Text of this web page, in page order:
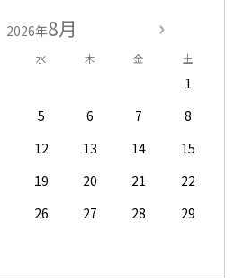
2026年8月
水 木 金 土
1
5 6 7
8
12 13 14
15
19 20 21
22
26 27 28
29